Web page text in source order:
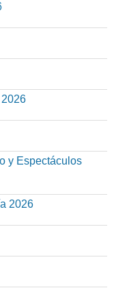
y Espectáculos
2026